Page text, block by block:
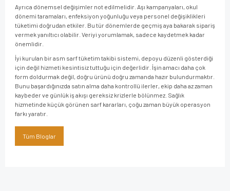
Ayrıca dönemsel değişimler not edilmelidir. Aşı kampanyaları, okul
dönemi taramaları, enfeksiyon yoğunluğu veya personel değişiklikleri
tüketimi doğrudan etkiler. Bu tür dönemlerde geçmiş aya bakarak sipariş
vermek yanıltıcı olabilir. Veriyi yorumlamak, sadece kaydetmek kadar
önemlidir.
İyi kurulan bir asm sarf tüketim takibi sistemi, depoyu düzenli gösterdiği
için değil hizmeti kesintisiz tuttuğu için değerlidir. İşin amacı daha çok
form doldurmak değil, doğru ürünü doğru zamanda hazır bulundurmaktır.
Bunu başardığınızda satın alma daha kontrollü ilerler, ekip daha az zaman
kaybeder ve günlük iş akışı gereksiz krizlerle bölünmez. Sağlık
hizmetinde küçük görünen sarf kararları, çoğu zaman büyük operasyon
farkı yaratır.
Tüm Bloglar